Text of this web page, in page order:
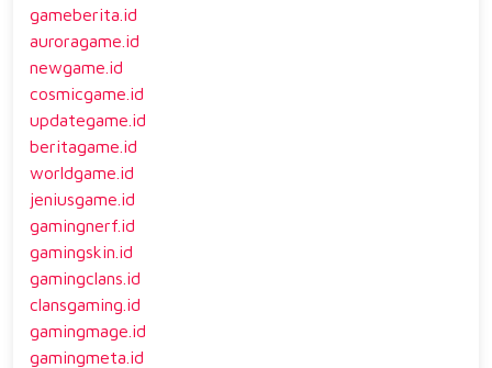
gameberita.id
auroragame.id
newgame.id
cosmicgame.id
updategame.id
beritagame.id
worldgame.id
jeniusgame.id
gamingnerf.id
gamingskin.id
gamingclans.id
clansgaming.id
gamingmage.id
gamingmeta.id